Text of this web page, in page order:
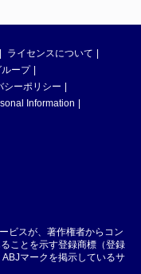
ライセンスについて
ープ
シーポリシー
Information
ビスが、著作権者からコン
ことを示す登録商標（登録
マークを掲示しているサ